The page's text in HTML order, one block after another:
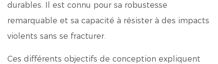
durables. Il est connu pour sa robustesse
remarquable et sa capacité à résister à des impacts
violents sans se fracturer.
Ces différents objectifs de conception expliquent